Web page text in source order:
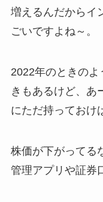
増えるんだからイ
ごいですよね～。
2022年のときのよ
きもあるけど、あ
にただ持っておけ
株価が下がってる
管理アプリや証券